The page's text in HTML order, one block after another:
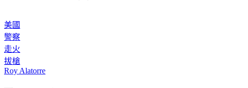
美國
警察
走火
拔槍
Roy Alatorre